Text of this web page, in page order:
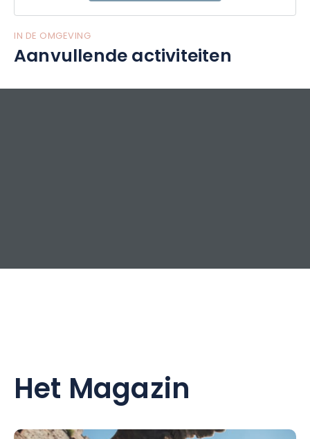
eruit te halen.
IN DE OMGEVING
Aanvullende activiteiten
Het Magazin